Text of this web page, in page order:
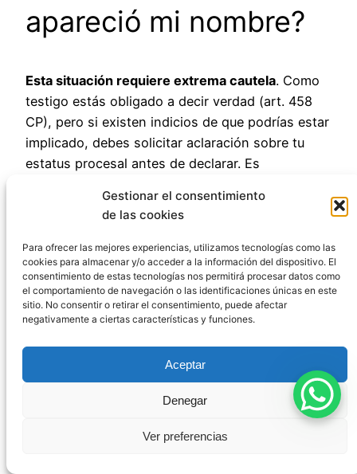
Gestionar el consentimiento
de las cookies
Para ofrecer las mejores experiencias, utilizamos tecnologías como las
cookies para almacenar y/o acceder a la información del dispositivo. El
consentimiento de estas tecnologías nos permitirá procesar datos como
el comportamiento de navegación o las identificaciones únicas en este
sitio. No consentir o retirar el consentimiento, puede afectar
negativamente a ciertas características y funciones.
Aceptar
Denegar
Ver preferencias
apareció mi nombre?
Esta situación requiere extrema cautela. Como
testigo estás obligado a decir verdad (art. 458
CP), pero si existen indicios de que podrías estar
implicado, debes solicitar aclaración sobre tu
estatus procesal antes de declarar. Es
solicitar que se te informe de tus derechos como
investigado si durante el interrogatorio se
aprecian indicios de criminalidad contra ti (art.
118 LECrim).
Conclusión: actuar
con prudencia y
asesoramiento
profesional